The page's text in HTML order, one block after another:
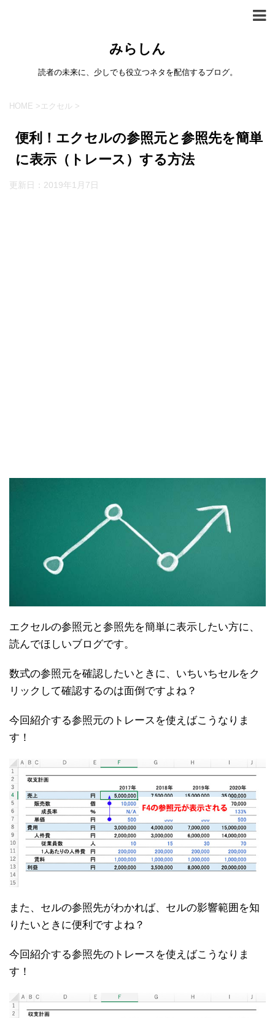
みらしん
読者の未来に、少しでも役立つネタを配信するブログ。
HOME >エクセル >
便利！エクセルの参照元と参照先を簡単
に表示（トレース）する方法
更新日： 2019年1月7日
エクセルの参照元と参照先を簡単に表示したい方に、
読んでほしいブログです。
数式の参照元を確認したいときに、いちいちセルをク
リックして確認するのは面倒ですよね？
今回紹介する参照元のトレースを使えばこうなりま
す！
また、セルの参照先がわかれば、セルの影響範囲を知
りたいときに便利ですよね？
今回紹介する参照先のトレースを使えばこうなりま
す！